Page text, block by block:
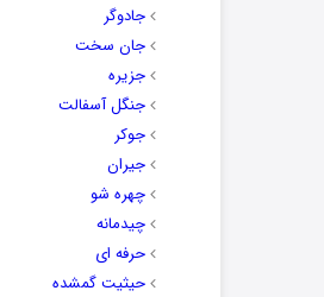
جادوگر
جان سخت
جزیره
جنگل آسفالت
جوکر
جیران
چهره شو
چیدمانه
حرفه ای
حیثیت گمشده